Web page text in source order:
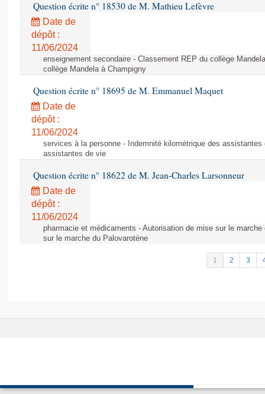
Question écrite n° 18530 de M. Mathieu Lefèvre
Date de
dépôt :
11/06/2024
enseignement secondaire - Classement REP du collège
collège Mandela à Champigny
Question écrite n° 18695 de M. Emmanuel Maquet
Date de
dépôt :
11/06/2024
services à la personne - Indemnité kilométrique des
assistantes de vie
Question écrite n° 18622 de M. Jean-Charles Larsonneur
Date de
dépôt :
11/06/2024
pharmacie et médicaments - Autorisation de mise sur le
sur le marche du Palovarotène
1 2 3